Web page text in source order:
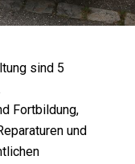
sind 5
Fortbildung,
und